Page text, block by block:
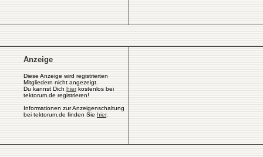
Anzeige
Diese Anzeige wird registrierten
Mitgliedern nicht angezeigt.
Du kannst Dich hierkostenlos bei
tektorum.de registrieren!
Informationen zur Anzeigenschaltung
bei tektorum.de finden Sie hier.